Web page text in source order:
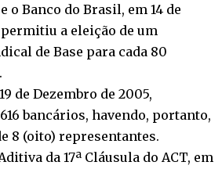
o Banco do Brasil, em 14 de
a eleição de um
de Base para cada 80
de Dezembro de 2005,
bancários, havendo, portanto,
8 (oito) representantes.
da 17ª Cláusula do ACT, em